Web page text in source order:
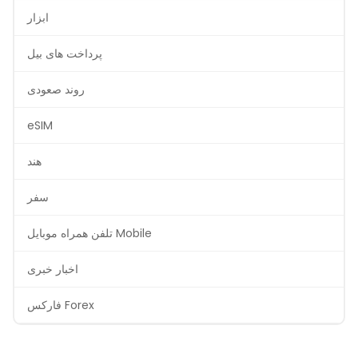
ابزار
پرداخت های بیل
روند صعودی
eSIM
هند
سفر
تلفن همراه موبایل Mobile
اخبار خبری
فارکس Forex